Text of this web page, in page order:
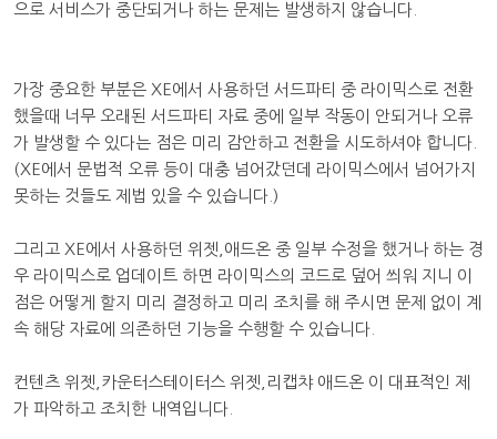
으로 서비스가 중단되거나 하는 문제는 발생하지 않습니다.
가장 중요한 부분은 XE에서 사용하던 서드파티 중 라이믹스로 전환
했을때 너무 오래된 서드파티 자료 중에 일부 작동이 안되거나 오류
가 발생할 수 있다는 점은 미리 감안하고 전환을 시도하셔야 합니다.
(XE에서 문법적 오류 등이 대충 넘어갔던데 라이믹스에서 넘어가지
못하는 것들도 제법 있을 수 있습니다.)
그리고 XE에서 사용하던 위젯,애드온 중 일부 수정을 했거나 하는 경
우 라이믹스로 업데이트 하면 라이믹스의 코드로 덮어 씌워 지니 이
점은 어떻게 할지 미리 결정하고 미리 조치를 해 주시면 문제 없이 계
속 해당 자료에 의존하던 기능을 수행할 수 있습니다.
컨텐츠 위젯,카운터스테이터스 위젯,리캡챠 애드온 이 대표적인 제
가 파악하고 조치한 내역입니다.